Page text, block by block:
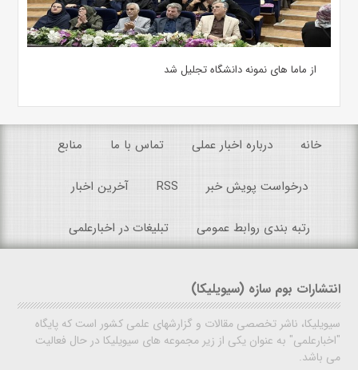
از ماما های نمونه دانشگاه تجلیل شد
خانه درباره اخبار عملی تماس با ما منابع
درخواست پویش خبر RSS آخرین اخبار
رتبه بندی روابط عمومی تبلیغات در اخبارعلمی
انتشارات بوم سازه (سیویلیکا)
سیویلیکا، ناشر تخصصی مقالات و گزارشهای علمی کشور است که پایگاه
"اخبارعلمی" به عنوان یکی از زیر مجموعه های سیویلیکا در حال فعالیت
می باشد.